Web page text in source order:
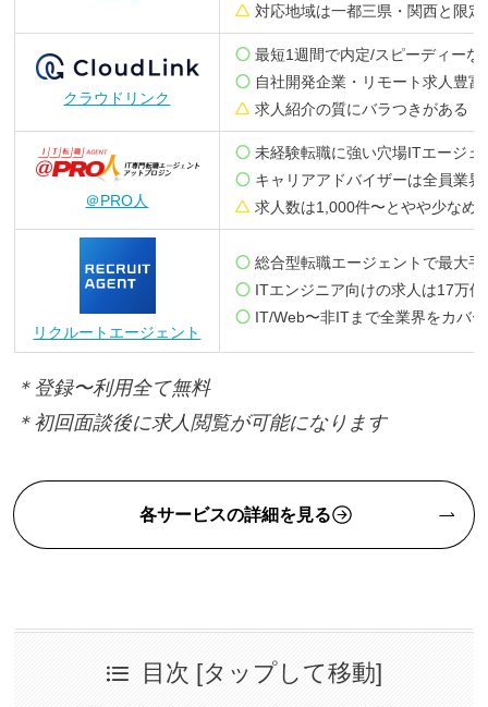
対応地域は一都三県・関西と限定
クラウドリンク
最短1週間で内定/スピーディーな
自社開発企業・リモート求人豊富
求人紹介の質にバラつきがある
＠PRO人
未経験転職に強い穴場ITエージェ
キャリアアドバイザーは全員業界
求人数は1,000件〜とやや少なめ
リクルートエージェント
総合型転職エージェントで最大手
ITエンジニア向けの求人は17万
IT/Web〜非ITまで全業界をカバー
＊登録〜利用全て無料
＊初回面談後に求人閲覧が可能になります
各サービスの詳細を見る
目次 [タップして移動]